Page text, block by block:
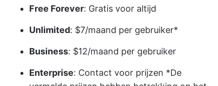
Free Forever: Gratis voor altijd
Unlimited: $7/maand per gebruiker*
Business: $12/maand per gebruiker
Enterprise: Contact voor prijzen *De